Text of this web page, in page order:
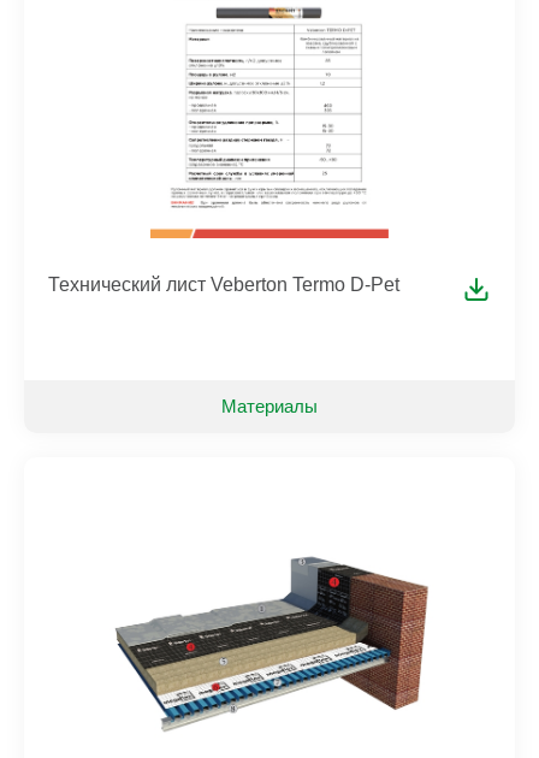
Технический лист Veberton Termo D-Pet
Материалы